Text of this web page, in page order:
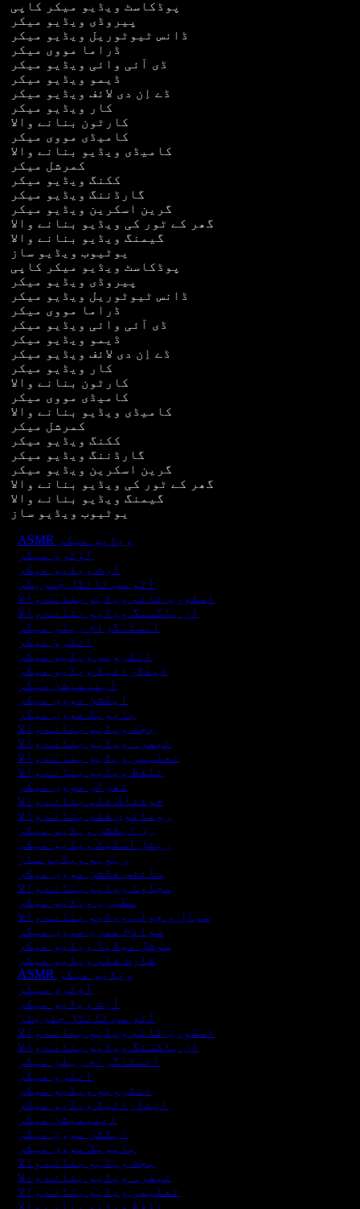
پوڈکاسٹ ویڈیو میکر کاپی
پیروڈی ویڈیو میکر
ڈانس ٹیوٹوریل ویڈیو میکر
ڈراما مووی میکر
ڈی آئی وائی ویڈیو میکر
ڈیمو ویڈیو میکر
ڈے اِن دی لائف ویڈیو میکر
کار ویڈیو میکر
کارٹون بنانے والا
کامیڈی مووی میکر
کامیڈی ویڈیو بنانے والا
کمرشل میکر
ککنگ ویڈیو میکر
گارڈننگ ویڈیو میکر
گرین اسکرین ویڈیو میکر
گھر کے ٹور کی ویڈیو بنانے والا
گیمنگ ویڈیو بنانے والا
یوٹیوب ویڈیو ساز
پوڈکاسٹ ویڈیو میکر کاپی
پیروڈی ویڈیو میکر
ڈانس ٹیوٹوریل ویڈیو میکر
ڈراما مووی میکر
ڈی آئی وائی ویڈیو میکر
ڈیمو ویڈیو میکر
ڈے اِن دی لائف ویڈیو میکر
کار ویڈیو میکر
کارٹون بنانے والا
کامیڈی مووی میکر
کامیڈی ویڈیو بنانے والا
کمرشل میکر
ککنگ ویڈیو میکر
گارڈننگ ویڈیو میکر
گرین اسکرین ویڈیو میکر
گھر کے ٹور کی ویڈیو بنانے والا
گیمنگ ویڈیو بنانے والا
یوٹیوب ویڈیو ساز
ASMR ویڈیو میکر
آؤٹرو میکر
آرٹ ویڈیو میکر
آٹو سب ٹائٹل جنریٹر
اسٹوری ٹائم ویڈیو بنانے والا
ان باکسنگ ویڈیو بنانے والا
انسٹاگرام ریلز میکر
انٹرو میکر
انٹرویو ویڈیو میکر
اینڈرائیڈ ویڈیو میکر
اینیمیشن میکر
ایکشن مووی میکر
بایوپک مووی میکر
بجٹ ویڈیو بنانے والا
تبصرہ ویڈیو بنانے والا
تعلیمی ویڈیو بنانے والا
تلفظ ویڈیو بنانے والا
تھرلر مووی میکر
خوفناک فلم بنانے والا
رومانوی فلم بنانے والا
ری ایکشن ویڈیو میکر
ریئل اسٹیٹ ویڈیو میکر
ریویو ویڈیو ساز
سائنس فکشن مووی میکر
سجاوٹ ویڈیو بنانے والا
سطیری ویڈیو میکر
سوال و جواب ویڈیو بنانے والا
سوانح عمری مووی میکر
سوشل میڈیا ویڈیو میکر
شارٹ فلم ویڈیو میکر
ASMR ویڈیو میکر
آؤٹرو میکر
آرٹ ویڈیو میکر
آٹو سب ٹائٹل جنریٹر
اسٹوری ٹائم ویڈیو بنانے والا
ان باکسنگ ویڈیو بنانے والا
انسٹاگرام ریلز میکر
انٹرو میکر
انٹرویو ویڈیو میکر
اینڈرائیڈ ویڈیو میکر
اینیمیشن میکر
ایکشن مووی میکر
بایوپک مووی میکر
بجٹ ویڈیو بنانے والا
تبصرہ ویڈیو بنانے والا
تعلیمی ویڈیو بنانے والا
تلفظ ویڈیو بنانے والا